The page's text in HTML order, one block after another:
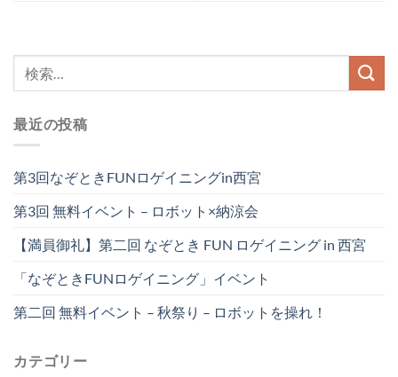
最近の投稿
第3回なぞときFUNロゲイニングin西宮
第3回 無料イベント – ロボット×納涼会
【満員御礼】第二回 なぞとき FUN ロゲイニング in 西宮
「なぞときFUNロゲイニング」イベント
第二回 無料イベント – 秋祭り – ロボットを操れ！
カテゴリー